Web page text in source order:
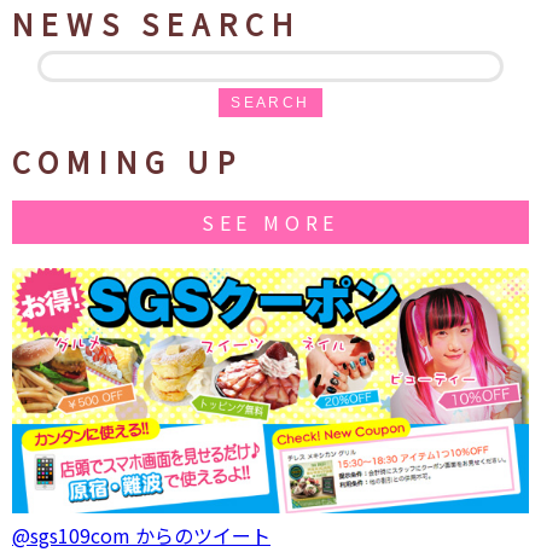
NEWS SEARCH
SEARCH
COMING UP
SEE MORE
@sgs109com からのツイート